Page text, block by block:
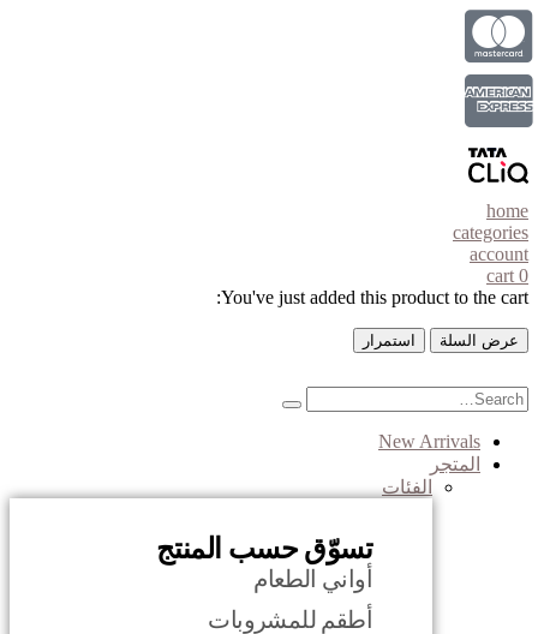
home
categories
account
0
cart
You've just added this product to the cart:
عرض السلة استمرار
New Arrivals
المتجر
الفئات
تسوّق حسب المنتج
أواني الطعام
أطقم للمشروبات